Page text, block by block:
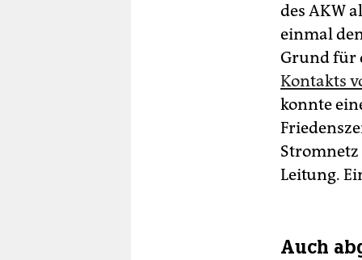
des AKW
einmal
Grund für
Kontakts
konnte
Stromnetz
Leitung.
Auch